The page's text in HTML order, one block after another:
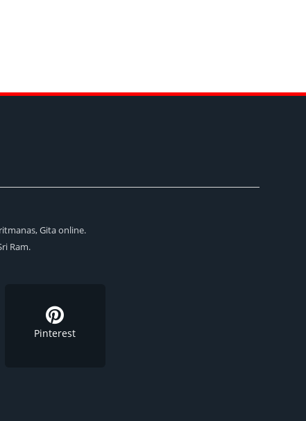
Gita online.
Ram.
Pinterest